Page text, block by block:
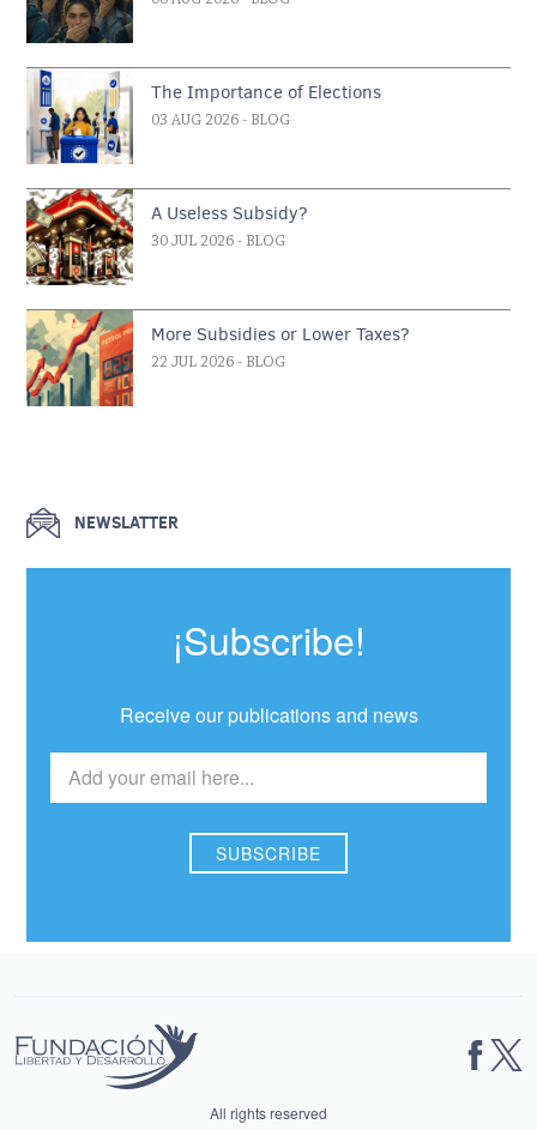
The Importance of Elections
03 AUG 2026 - BLOG
A Useless Subsidy?
30 JUL 2026 - BLOG
More Subsidies or Lower Taxes?
22 JUL 2026 - BLOG
NEWSLATTER
¡Subscribe!
Receive our publications and news
All rights reserved